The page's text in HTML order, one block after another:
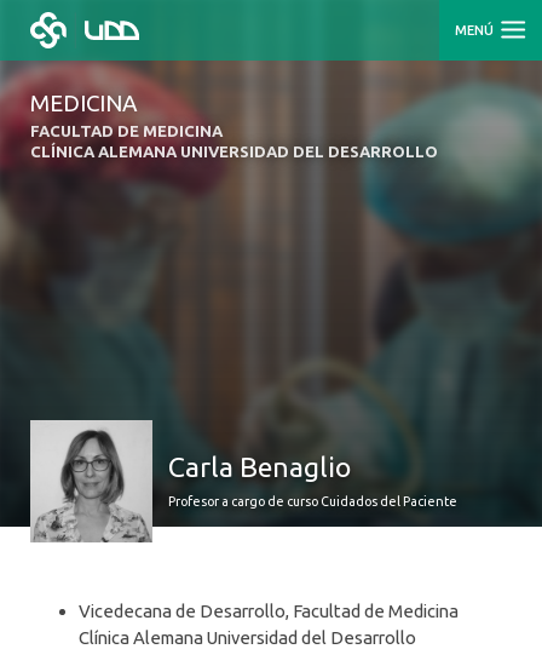
MENÚ
MEDICINA
FACULTAD DE MEDICINA
CLÍNICA ALEMANA UNIVERSIDAD DEL DESARROLLO
Carla Benaglio
Profesor a cargo de curso Cuidados del Paciente
Vicedecana de Desarrollo, Facultad de Medicina
Clínica Alemana Universidad del Desarrollo